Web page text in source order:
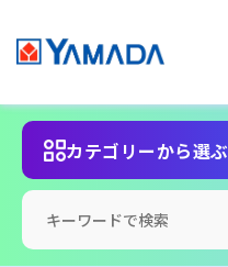
カテゴリーから選ぶ